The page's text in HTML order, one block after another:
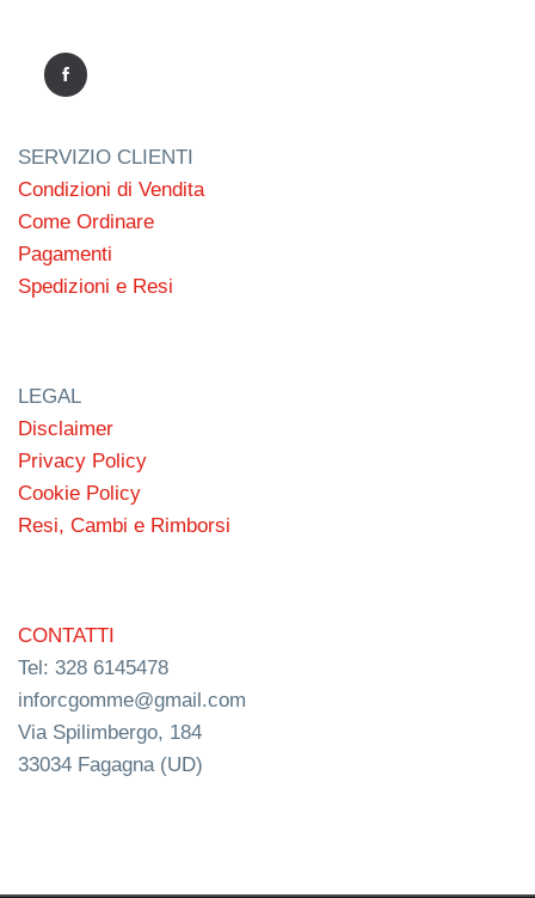
SERVIZIO CLIENTI
Condizioni di Vendita
Come Ordinare
Pagamenti
Spedizioni e Resi
LEGAL
Disclaimer
Privacy Policy
Cookie Policy
Resi, Cambi e Rimborsi
CONTATTI
Tel: 328 6145478
inforcgomme@gmail.com
Via Spilimbergo, 184
33034 Fagagna (UD)